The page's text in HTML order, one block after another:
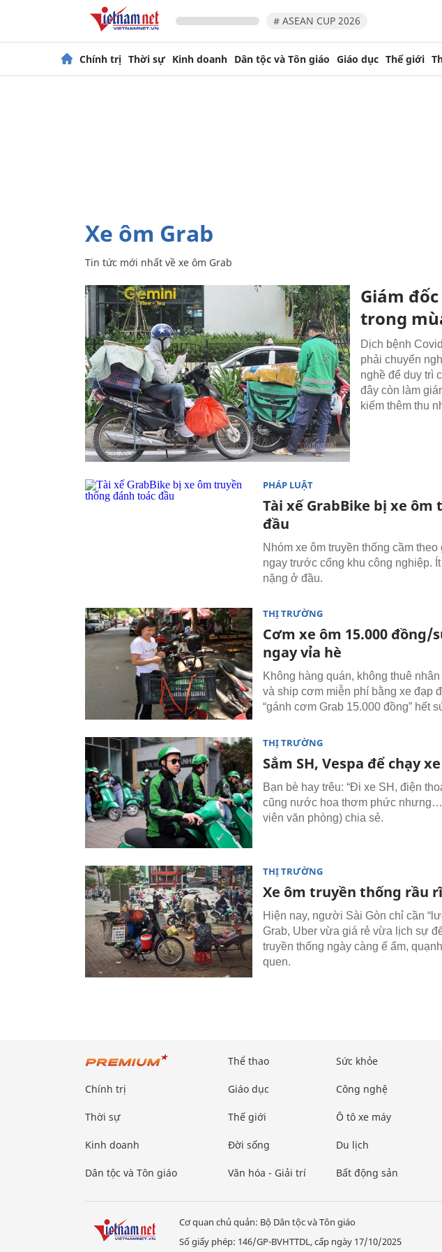
# ASEAN CUP 2026
Chính trị Thời sự Kinh doanh Dân tộc và Tôn giáo Giáo dục Thế giới
xe ôm Grab
Tin tức mới nhất về xe ôm Grab
Giám
trong
Dịch bệnh
phải chuyển
nghề để duy trì
đây còn làm
kiếm thêm thu
PHÁP LUẬT
Tài xế GrabBike bị xe
đầu
Nhóm xe ôm truyền thống cầm
ngay trước cổng khu công nghiệp.
nặng ở đầu.
THỊ TRƯỜNG
Cơm xe ôm 15.000 đồng/
ngay vỉa hè
Không hàng quán, không thuê
và ship cơm miễn phí bằng xe đạp
“gánh cơm Grab 15.000 đồng” hết
THỊ TRƯỜNG
Sắm SH, Vespa để chạy
Bạn bè hay trêu: “Đi xe SH, điện
cũng nước hoa thơm phức nhưng…
viên văn phòng) chia sẻ.
THỊ TRƯỜNG
Xe ôm truyền thống rầu
Hiện nay, người Sài Gòn chỉ cần
Grab, Uber vừa giá rẻ vừa lịch sự
truyền thống ngày càng ế ẩm,
quen.
Chính trị
Thời sự
Kinh doanh
Dân tộc và Tôn giáo
Thể thao
Giáo dục
Thế giới
Đời sống
Văn hóa - Giải trí
Sức khỏe
Công nghệ
Ô tô xe máy
Du lịch
Bất động sản
Cơ quan chủ quản: Bộ Dân tộc và Tôn giáo
Số giấy phép: 146/GP-BVHTTDL, cấp ngày 17/10/2025